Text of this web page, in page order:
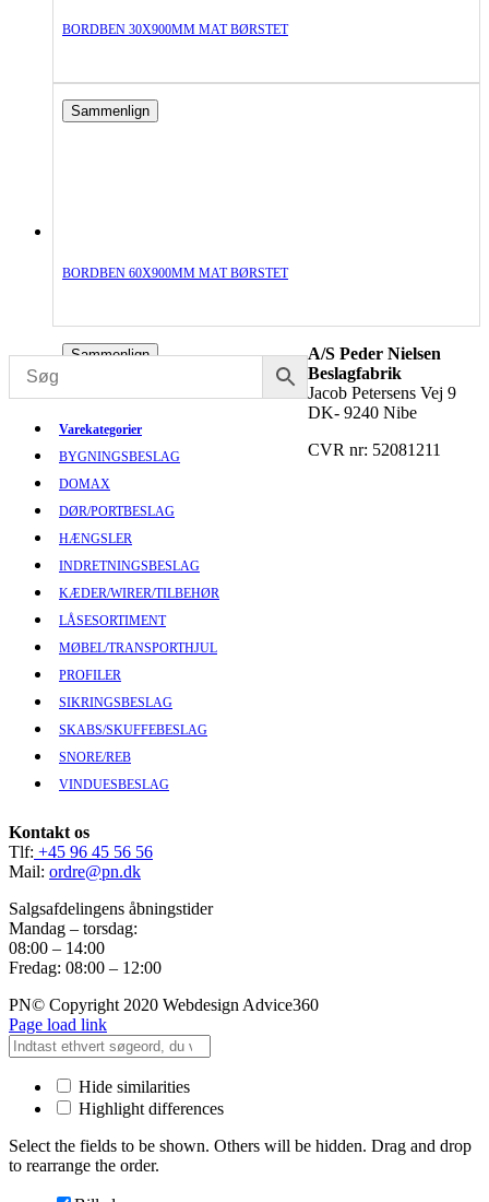
BORDBEN 30X900MM MAT BØRSTET
Sammenlign
BORDBEN 60X900MM MAT BØRSTET
Sammenlign
Varekategorier
BYGNINGSBESLAG
DOMAX
DØR/PORTBESLAG
HÆNGSLER
INDRETNINGSBESLAG
KÆDER/WIRER/TILBEHØR
LÅSESORTIMENT
MØBEL/TRANSPORTHJUL
PROFILER
SIKRINGSBESLAG
SKABS/SKUFFEBESLAG
SNORE/REB
VINDUESBESLAG
A/S Peder Nielsen
Beslagfabrik
Jacob Petersens Vej 9
DK- 9240 Nibe
CVR nr: 52081211
Kontakt os
Tlf: +45 96 45 56 56
Mail: ordre@pn.dk
Salgsafdelingens åbningstider
Mandag – torsdag:
08:00 – 14:00
Fredag: 08:00 – 12:00
PN© Copyright 2020 Webdesign Advice360
Page load link
Hide similarities
Highlight differences
Select the fields to be shown. Others will be hidden. Drag and drop
to rearrange the order.